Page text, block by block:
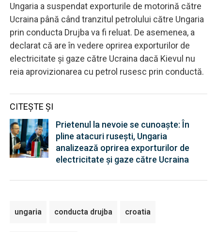
Ungaria a suspendat exporturile de motorină către
Ucraina până când tranzitul petrolului către Ungaria
prin conducta Drujba va fi reluat. De asemenea, a
declarat că are în vedere oprirea exporturilor de
electricitate și gaze către Ucraina dacă Kievul nu
reia aprovizionarea cu petrol rusesc prin conductă.
CITEȘTE ȘI
Prietenul la nevoie se cunoaște: În
pline atacuri rusești, Ungaria
analizează oprirea exporturilor de
electricitate şi gaze către Ucraina
ungaria conducta drujba croatia